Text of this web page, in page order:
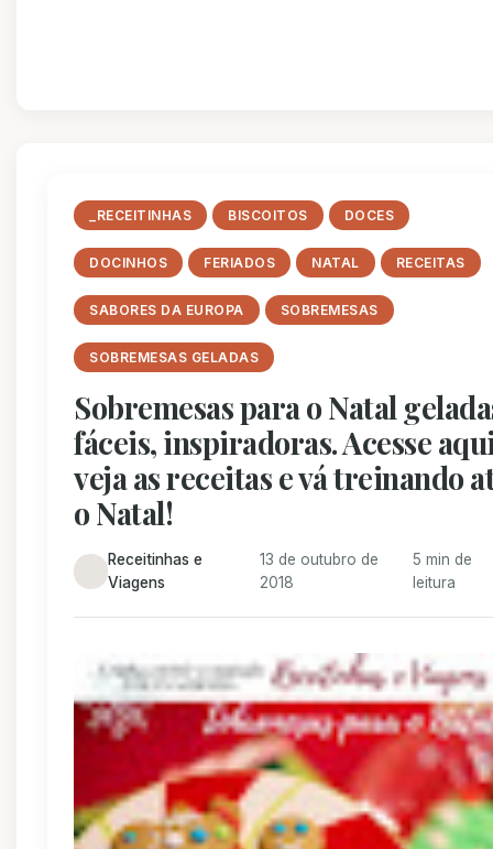
_RECEITINHAS BISCOITOS DOCES
DOCINHOS FERIADOS NATAL RECEITAS
SABORES DA EUROPA SOBREMESAS
SOBREMESAS GELADAS
Sobremesas para o Natal
fáceis, inspiradoras. Acesse
veja as receitas e vá treinando
o Natal!
Receitinhas e
Viagens
13 de outubro de
2018
5 min de
leitura